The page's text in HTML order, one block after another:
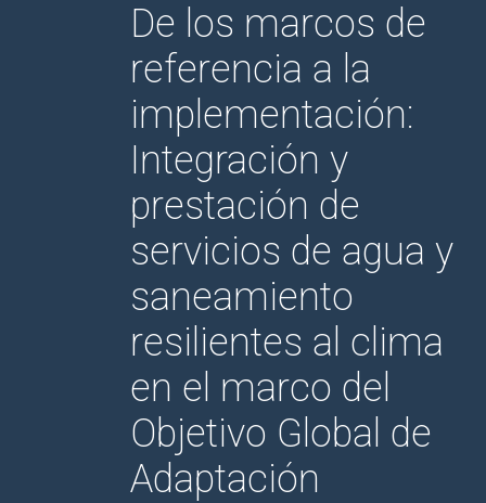
De los marcos de
referencia a la
implementación:
Integración y
prestación de
servicios de agua y
saneamiento
resilientes al clima
en el marco del
Objetivo Global de
Adaptación